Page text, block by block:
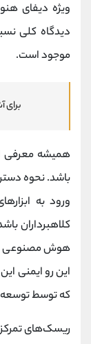
ویژه دیفای
دیدگاه کلی
موجود است.
برای
همیشه معرفی
باشد. نحوه
ورود به
کلاهبرداران
هوش مصنوعی را
این رو ایمنی
که توسط
ریسک‌های